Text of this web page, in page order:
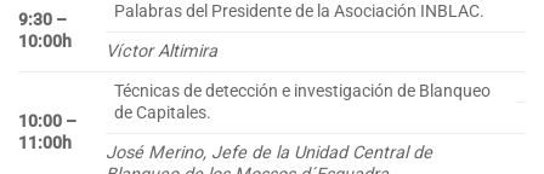
9:30 –
10:00h
Palabras del Presidente de la Asociación INBLAC.
Víctor Altimira
10:00 –
11:00h
Técnicas de detección e investigación de Blanqueo
de Capitales.
José Merino, Jefe de la Unidad Central de